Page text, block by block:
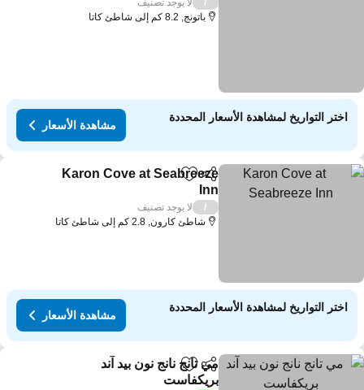
باتونج, 8.2 كم إلى شاطئ كاتا
اختر التواريخ لمشاهدة الأسعار المحددة
مشاهدة الأسعار
مشاركةAdd to favorites
Karon Cove at Seabreeze
Inn
لا يوجد تصنيف
شاطئ كارون, 2.8 كم إلى شاطئ كاتا
اختر التواريخ لمشاهدة الأسعار المحددة
مشاهدة الأسعار
مشاركةAdd to favorites
مي تانج نانج نون بيد آند
بريكفاست